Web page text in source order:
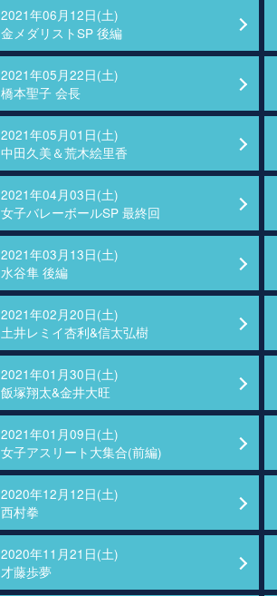
2021年06月12日(土)
金メダリストSP 後編
2021年05月22日(土)
橋本聖子 会長
2021年05月01日(土)
中田久美＆荒木絵里香
2021年04月03日(土)
女子バレーボールSP 最終回
2021年03月13日(土)
水谷隼 後編
2021年02月20日(土)
土井レミイ杏利&信太弘樹
2021年01月30日(土)
飯塚翔太&金井大旺
2021年01月09日(土)
女子アスリート大集合(前編)
2020年12月12日(土)
西村拳
2020年11月21日(土)
才藤歩夢